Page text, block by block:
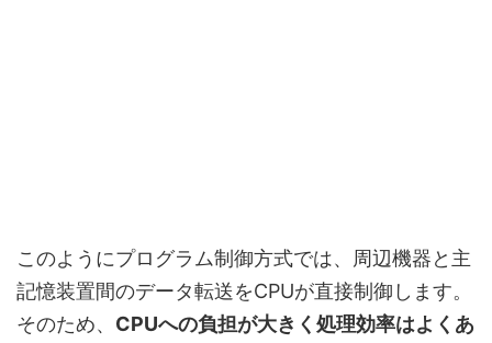
このようにプログラム制御方式では、周辺機器と主
記憶装置間のデータ転送をCPUが直接制御します。
そのため、 CPUへの負担が大きく処理効率はよくあ